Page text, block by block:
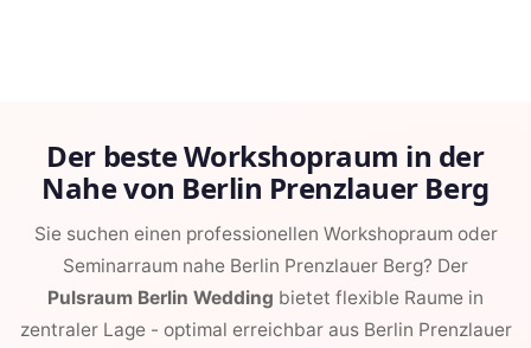
Der beste Workshopraum in der
Nahe von Berlin Prenzlauer Berg
Sie suchen einen professionellen Workshopraum oder
Seminarraum nahe Berlin Prenzlauer Berg? Der
Pulsraum Berlin Wedding bietet flexible Raume in
zentraler Lage - optimal erreichbar aus Berlin Prenzlauer